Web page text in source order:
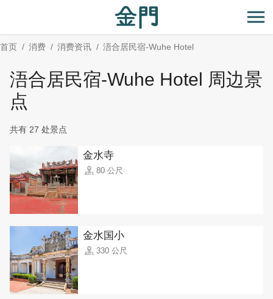
主
要
开
首页 消费 消费资讯 浯合居民宿-Wuhe Hotel
浯合居民宿-Wuhe Hotel 周边景
点
共有 27 处景点
金水寺
80 公尺
金水国小
330 公尺